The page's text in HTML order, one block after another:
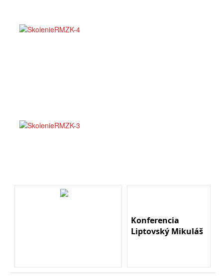
Konferencia
Liptovský Mikuláš